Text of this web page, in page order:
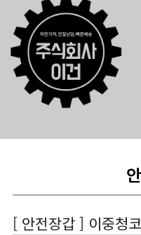
[ 안전장갑 ] 이중청